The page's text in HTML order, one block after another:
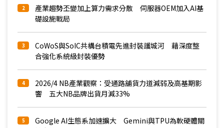
2
產業趨勢丕變加上算力需求分散 伺服器OEM加入AI基
礎設施戰局
3
CoWoS與SoIC共構台積電先進封裝護城河 藉深度整
合強化系統級封裝優勢
4
2026/4 NB產業觀察：受通路舖貨力道減弱及高基期影
響 五大NB品牌出貨月減33%
5
Google AI生態系加速擴大 Gemini與TPU為軟硬體關